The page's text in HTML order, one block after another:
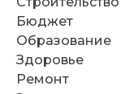
Бюджет
Образование
Здоровье
Ремонт